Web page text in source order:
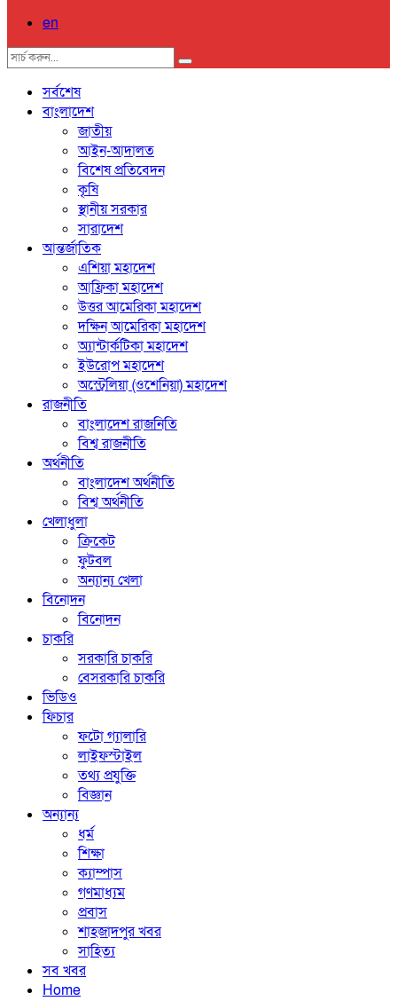
en
সর্বশেষ
বাংলাদেশ
জাতীয়
আইন-আদালত
বিশেষ প্রতিবেদন
কৃষি
স্থানীয় সরকার
সারাদেশ
আন্তর্জাতিক
এশিয়া মহাদেশ
আফ্রিকা মহাদেশ
উত্তর আমেরিকা মহাদেশ
দক্ষিন আমেরিকা মহাদেশ
অ্যান্টার্কটিকা মহাদেশ
ইউরোপ মহাদেশ
অস্ট্রেলিয়া (ওশেনিয়া) মহাদেশ
রাজনীতি
বাংলাদেশ রাজনিতি
বিশ্ব রাজনীতি
অর্থনীতি
বাংলাদেশ অর্থনীতি
বিশ্ব অর্থনীতি
খেলাধুলা
ক্রিকেট
ফুটবল
অন্যান্য খেলা
বিনোদন
বিনোদন
চাকরি
সরকারি চাকরি
বেসরকারি চাকরি
ভিডিও
ফিচার
ফটো গ্যালারি
লাইফস্টাইল
তথ্য প্রযুক্তি
বিজ্ঞান
অন্যান্য
ধর্ম
শিক্ষা
ক্যাম্পাস
গণমাধ্যম
প্রবাস
শাহজাদপুর খবর
সাহিত্য
সব খবর
Home